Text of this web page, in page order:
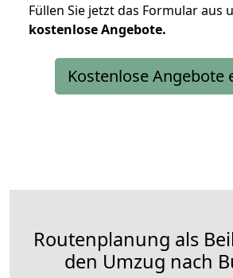
Füllen Sie jetzt das Formular aus
kostenloseAngebote.
Kostenlose Angebote
Routenplanung als
den Umzug nach